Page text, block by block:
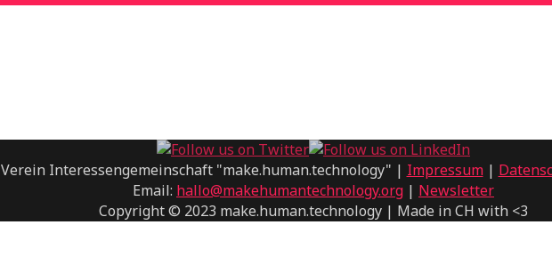
Verein Interessengemeinschaft "make.human.technology" | Impressum|
Email: hallo@makehumantechnology.org | Newsletter
Copyright © 2023 make.human.technology | Made in CH with <3